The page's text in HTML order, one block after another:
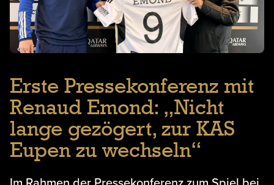
Erste Pressekonferenz mit
Renaud Emond: „Nicht
lange gezögert, zur KAS
Eupen zu wechseln“